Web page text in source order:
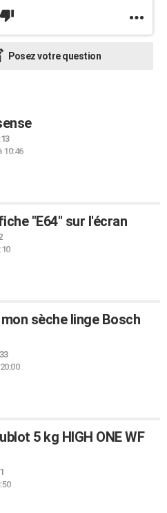
Posez votre question
10:46
"E64" sur l'écran
sèche linge Bosch
5 kg HIGH ONE WF